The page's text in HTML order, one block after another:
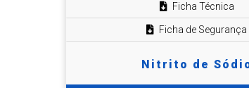
Ficha Técnica
Ficha de Segurança
Nitrito de